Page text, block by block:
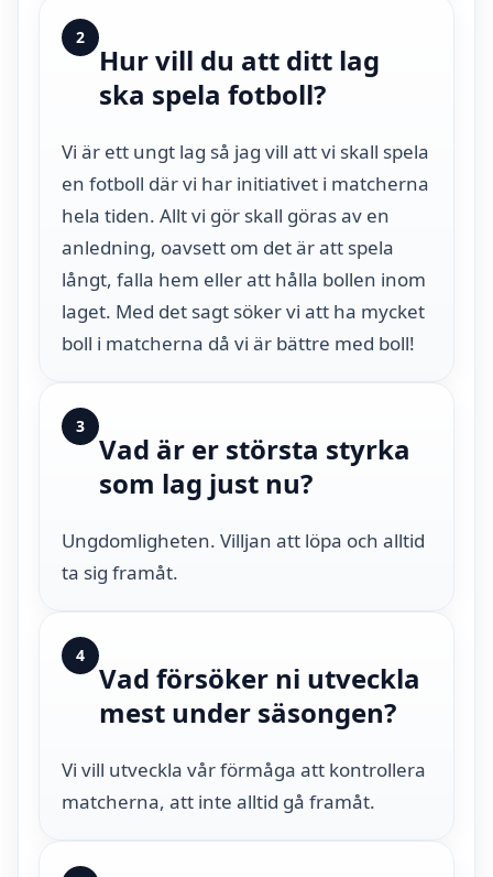
2
Hur vill du att ditt lag
ska spela fotboll?
Vi är ett ungt lag så jag vill att vi skall spela
en fotboll där vi har initiativet i matcherna
hela tiden. Allt vi gör skall göras av en
anledning, oavsett om det är att spela
långt, falla hem eller att hålla bollen inom
laget. Med det sagt söker vi att ha mycket
boll i matcherna då vi är bättre med boll!
3
Vad är er största styrka
som lag just nu?
Ungdomligheten. Villjan att löpa och alltid
ta sig framåt.
4
Vad försöker ni utveckla
mest under säsongen?
Vi vill utveckla vår förmåga att kontrollera
matcherna, att inte alltid gå framåt.